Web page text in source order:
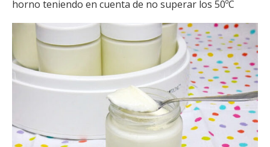
horno teniendo en cuenta de no superar los 50ºC